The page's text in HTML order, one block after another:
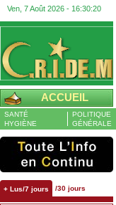
Ven, 7 Août 2026 - 16:30:20
ACCUEIL
SANTÉ
HYGIÈNE
POLITIQUE
GÉNÉRALE
+ Lus/7 jours /30 jours